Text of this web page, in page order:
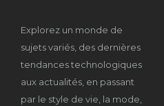
Explorez un monde de
sujets variés, des dernières
tendances technologiques
aux actualités, en passant
par le style de vie, la mode,